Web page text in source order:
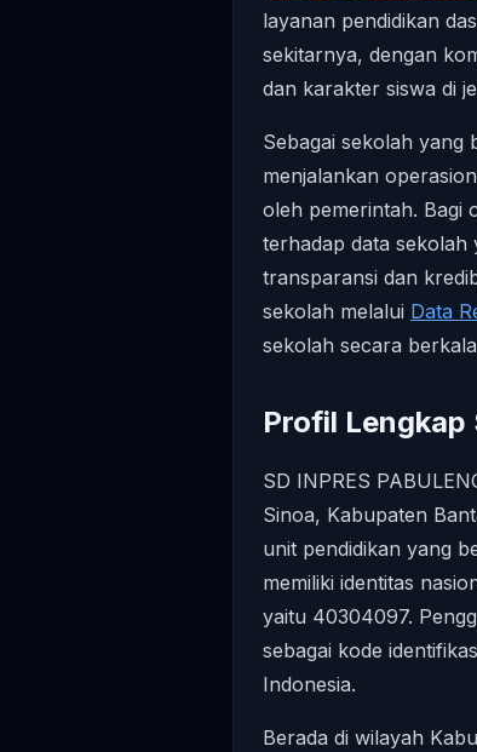
layanan pendidikan
sekitarnya, dengan
dan karakter siswa di
Sebagai sekolah yang
menjalankan
oleh pemerintah. Bagi
terhadap data sekolah
transparansi dan
sekolah melalui Data
sekolah secara
Profil Lengkap
SD INPRES
Sinoa, Kabupaten
unit pendidikan yang
memiliki identitas
yaitu 40304097.
sebagai kode
Indonesia.
Berada di wilayah